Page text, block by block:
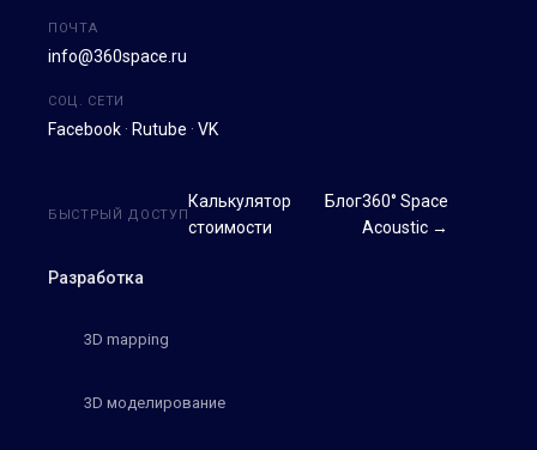
ПОЧТА
info@360space.ru
СОЦ. СЕТИ
Facebook · Rutube · VK
Разработка
3D mapping
3D моделирование
БЫСТРЫЙ ДОСТУП
Калькулятор
стоимости
Блог360° Space
Acoustic →